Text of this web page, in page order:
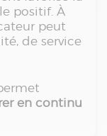
positif. À
peut
de service
en continu